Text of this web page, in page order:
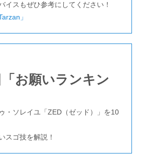
イスもぜひ参考にしてください！
」
お願いランキン
・ソレイユ「ZED（ゼッド）」を10
スゴ技を解説！